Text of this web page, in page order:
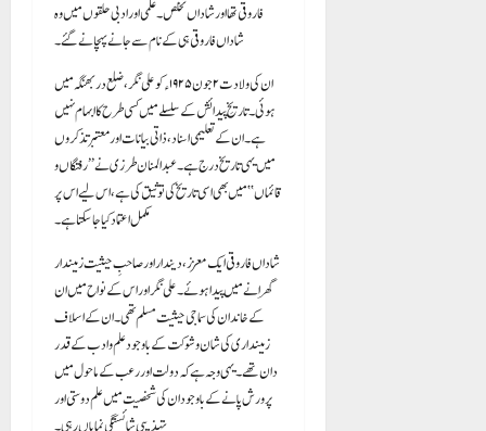
فاروقی تھا اور شاداں تخلص۔ علمی اور ادبی حلقوں میں وہ
شاداں فاروقی ہی کے نام سے جانے پہچانے گئے۔
ان کی ولادت ۲ جون ۱۹۲۵ء کو علی نگر، ضلع دربھنگہ میں
ہوئی۔ تاریخِ پیدائش کے سلسلے میں کسی طرح کا ابہام نہیں
ہے۔ ان کے تعلیمی اسناد، ذاتی بیانات اور معتبر تذکروں
میں یہی تاریخ درج ہے۔ عبدالمنان طرزی نے ’’رفتگاں و
قائماں‘‘ میں بھی اسی تاریخ کی توثیق کی ہے، اس لیے اس پر
مکمل اعتماد کیا جا سکتا ہے۔
شاداں فاروقی ایک معزز، دیندار اور صاحبِ حیثیت زمیندار
گھرانے میں پیدا ہوئے۔ علی نگر اور اس کے نواح میں ان
کے خاندان کی سماجی حیثیت مسلم تھی۔ ان کے اسلاف
زمینداری کی شان و شوکت کے باوجود علم و ادب کے قدر
دان تھے۔ یہی وجہ ہے کہ دولت اور رعب کے ماحول میں
پرورش پانے کے باوجود ان کی شخصیت میں علم دوستی اور
تہذیبی شائستگی نمایاں رہی۔